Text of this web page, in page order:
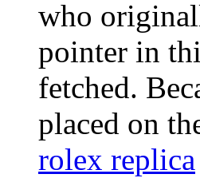
who
pointer in
fetched.
placed on
rolex replica